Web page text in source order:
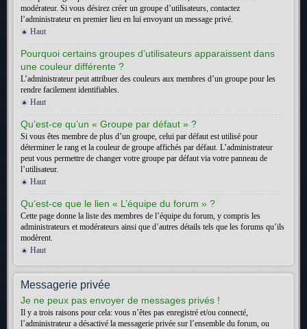
modérateur. Si vous désirez créer un groupe d’utilisateurs, contactez
l’administrateur en premier lieu en lui envoyant un message privé.
Haut
Pourquoi certains groupes d’utilisateurs apparaissent dans
une couleur différente ?
L’administrateur peut attribuer des couleurs aux membres d’un groupe pour les
rendre facilement identifiables.
Haut
Qu’est-ce qu’un « Groupe par défaut » ?
Si vous êtes membre de plus d’un groupe, celui par défaut est utilisé pour
déterminer le rang et la couleur de groupe affichés par défaut. L’administrateur
peut vous permettre de changer votre groupe par défaut via votre panneau de
l’utilisateur.
Haut
Qu’est-ce que le lien « L’équipe du forum » ?
Cette page donne la liste des membres de l’équipe du forum, y compris les
administrateurs et modérateurs ainsi que d’autres détails tels que les forums qu’ils
modèrent.
Haut
Messagerie privée
Je ne peux pas envoyer de messages privés !
Il y a trois raisons pour cela: vous n’êtes pas enregistré et/ou connecté,
l’administrateur a désactivé la messagerie privée sur l’ensemble du forum, ou